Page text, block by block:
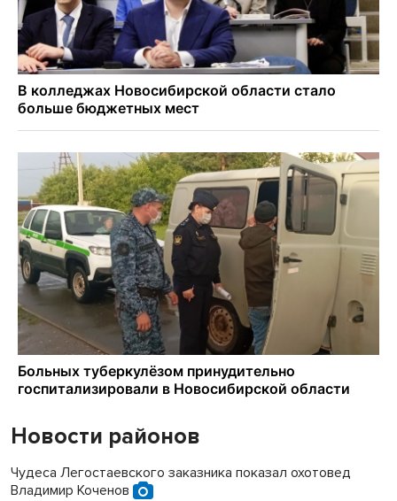
Новости районов
Чудеса Легостаевского заказника показал охотовед
Владимир Коченов